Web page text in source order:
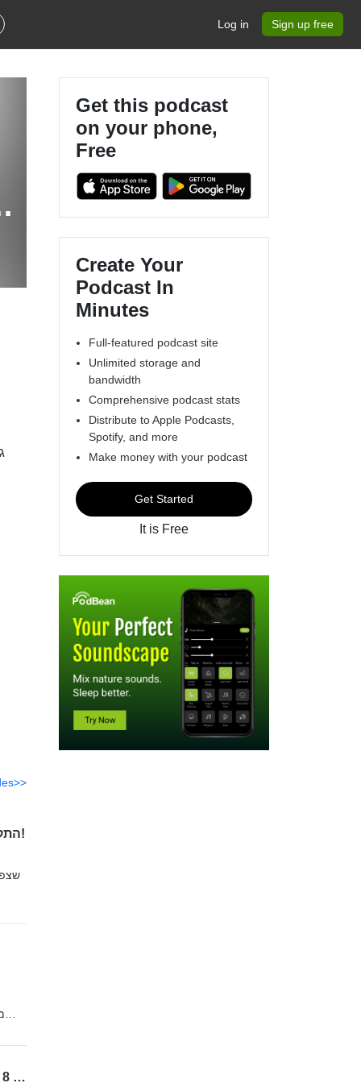
Log in Sign up free
פרק 10 - קובי שקד מארח את גלעד שוהם - MATTER -התקן החדש שעומד לשנות את הבית החכם!
פרק 8 - תופעת הטיק-טוק ואיך השיווק של ניסקו סמארט משתלב בזה? קובי שקד מארח את עידו סלע
Get this podcast
on your phone,
Free
Create Your
Podcast In
Minutes
Full-featured podcast site
Unlimited storage and
bandwidth
Comprehensive podcast stats
Distribute to Apple Podcasts,
Spotify, and more
Make money with your podcast
Get Started
It is Free